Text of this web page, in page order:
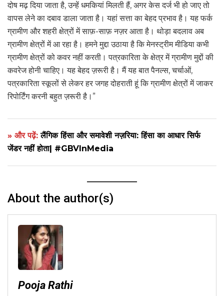
दोष मढ़ दिया जाता है, उन्हें धमकियां मिलती हैं, अगर केस दर्ज भी हो जाए तो
वापस लेने का दबाव डाला जाता है। यहां सत्ता का बेहद प्रभाव है। यह फर्क
ग्रामीण और शहरी क्षेत्रों में साफ़-साफ़ नज़र आता है। थोड़ा बदलाव अब
ग्रामीण क्षेत्रों में आ रहा है। हमने मुद्दा उठाया है कि मेनस्ट्रीम मीडिया कभी
ग्रामीण क्षेत्रों को कवर नहीं करती। पत्रकारिता के क्षेत्र में ग्रामीण मुद्दों की
कवरेज होनी चाहिए। यह बेहद ज़रूरी है। मैं यह बात पैनल्स, चर्चाओं,
पत्रकारिता स्कूलों से लेकर हर जगह दोहराती हूं कि ग्रामीण क्षेत्रों में जाकर
रिपोर्टिंग करनी बहुत ज़रूरी है।”
» और पढ़ें:लैंगिक हिंसा और समावेशी नज़रिया: हिंसा का आधार सिर्फ
जेंडर नहीं होता| #GBVInMedia
About the author(s)
Pooja Rathi